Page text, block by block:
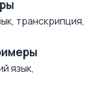
транскрипция,
язык,